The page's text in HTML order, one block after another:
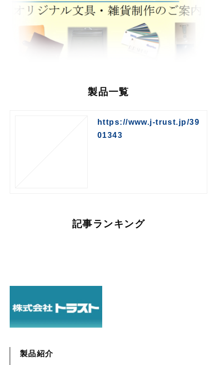
製品一覧
https://www.j-trust.jp/39
01343
記事ランキング
製品紹介